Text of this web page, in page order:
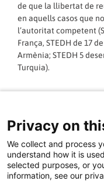
de que la llibertat de
en aquells casos que
l’autoritat competent
França, STEDH de 17
Armènia; STEDH 5
Turquia).
15/04/2013 - 16:19:15
Privacy on
We collect and process
understand how it is
selected purposes, or
information, see our